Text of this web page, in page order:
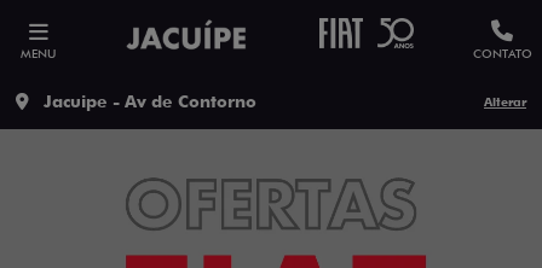
MENU CONTATO
Jacuipe - Av de Contorno Alterar